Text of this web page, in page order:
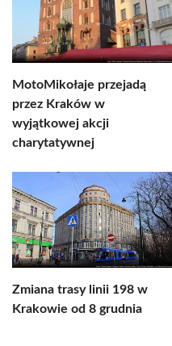
MotoMikołaje przejadą
przez Kraków w
wyjątkowej akcji
charytatywnej
Zmiana trasy linii 198 w
Krakowie od 8 grudnia